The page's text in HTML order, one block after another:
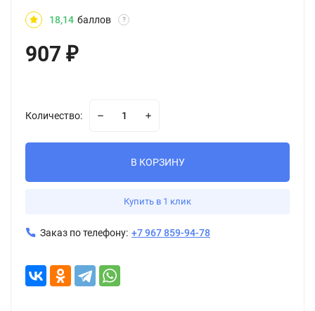
18,14 баллов ?
907 ₽
Количество:
В КОРЗИНУ
Купить в 1 клик
Заказ по телефону: +7 967 859-94-78